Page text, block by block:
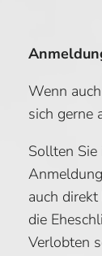
Wenn
sich gerne
Sollten
auch
die
Verlobten